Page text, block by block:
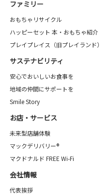
ファミリー
おもちゃリサイクル
ハッピーセット 本・おもちゃ紹介
プレイプレイス（旧プレイランド）
サステナビリティ
安心でおいしいお食事を
地域の仲間にサポートを
Smile Story
お店・サービス
未来型店舗体験
マックデリバリー®
マクドナルド FREE Wi-Fi
会社情報
代表挨拶